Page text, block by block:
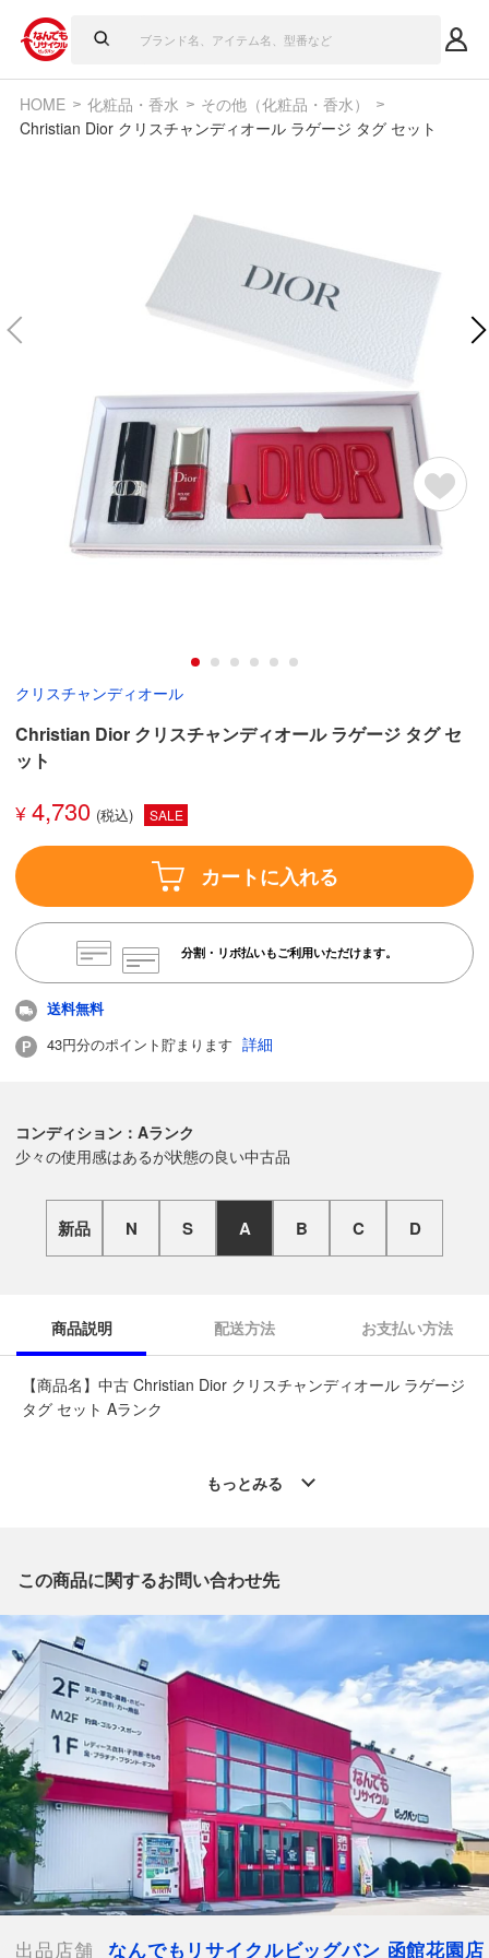
HOME 化粧品・香水
その他（化粧品・香水）
Christian Dior クリスチャンディオール ラゲージ タグ セット
クリスチャンディオール
Christian Dior クリスチャンディオール ラゲージ タグ セ
ット
¥ 4,730 SALE
カートに入れる
分割・リボ払いもご利用いただけます。
送料無料
43円分のポイント貯まります 詳細
コンディション：Aランク
少々の使用感はあるが状態の良い中古品
新品 N S A B C D
商品説明 配送方法 お支払い方法
【商品名】中古 Christian Dior クリスチャンディオール ラゲージ
タグ セット Aランク
※「なんでもリサイクルビッグバン 公式オンラインストアの出
電話番号：0138-35-3196
【店舗内商品コード】1016003078648
【メーカー】Christian Dior/クリスチャンディオール
【生産国】フランス
【付属品】なし
【ランク】Aランク
少々の使用感はあるが状態の良い中古品
【使用予定配送業者】佐川急便 飛脚宅配便60サイズ
【こちらの商品は在庫連動システムを導入し、店頭や他ネットシ
ョップと併売を行なっておりますが、タイミングによりシステム
の反映が間に合わず欠品となってしまう場合がございます。
もっとみる
この商品に関するお問い合わせ先
出品店舗 なんでもリサイクルビッグバン 函館花園店